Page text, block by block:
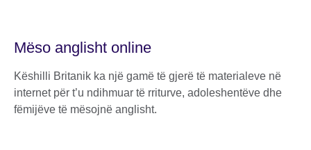
Mëso anglisht online
Këshilli Britanik ka një gamë të gjerë të materialeve në
internet për t’u ndihmuar të rriturve, adoleshentëve dhe
fëmijëve të mësojnë anglisht.